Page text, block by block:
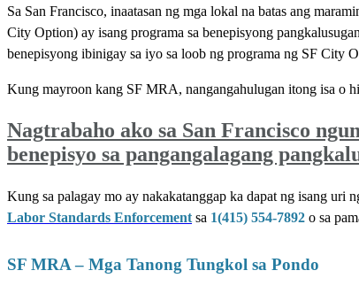
Sa San Francisco, inaatasan ng mga lokal na batas ang
City Option) ay isang programa sa benepisyong
benepisyong ibinigay sa iyo sa loob ng programa ng SF City
Kung mayroon kang SF MRA, nangangahulugan itong isa o
Nagtrabaho ako sa San Francisco
benepisyo sa pangangalagang
Kung sa palagay mo ay nakakatanggap ka dapat ng isang uri
Labor Standards Enforcement sa 1(415) 554-7892 o sa
SF MRA – Mga Tanong Tungkol sa Pondo